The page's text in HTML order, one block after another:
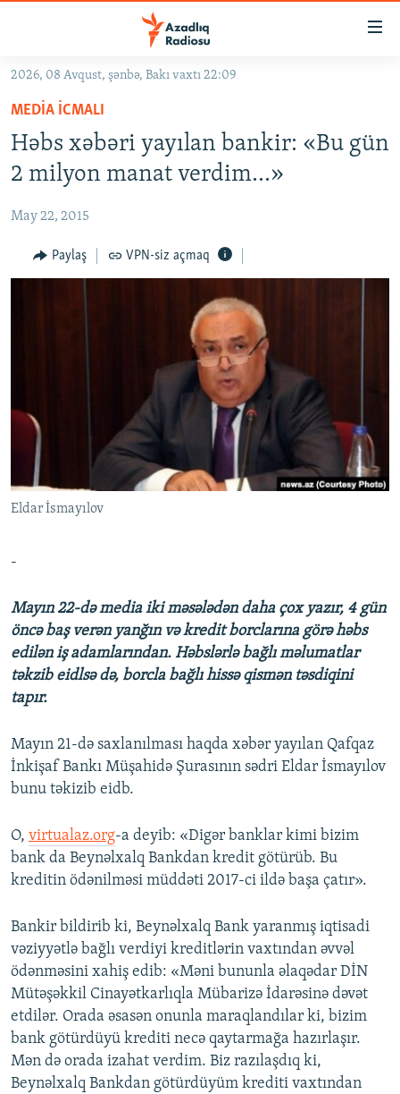
Əsas
qayıt
Əsas
naviqasiyaya
qayıt
GÜNDƏM
#İZAHLA
KORRUPSIOMETR
#ƏSLINDƏ
FƏRQƏ BAX
QANUNI DOĞRU
İNFOQRAFIKA
KARIKATURA
AZƏRBAYCAN ƏDƏBIYYATI KITABXANASI
İSLAM VƏ DEMOKRATIYA
İZ - MƏDƏNIYYƏT PROQRAMI
MISSIYAMIZ
PEŞƏ ETIKASI VƏ JURNALISTIKA STANDARTLARIMIZ
MATERIALLARIMIZDAN ISTIFADƏ
AZADLIQRADIOSU MOBIL TELEFONUNUZDA
BIZI IZLƏ
RFE/RL-in bütün saytları
2026, 08 Avqust, şənbə, Bakı vaxtı 22:09
MEDIA ICMALI
Həbs xəbəri yayılan bankir: «Bu gün
2 milyon manat verdim...»
May 22, 2015
Paylaş VPN-siz açmaq
Eldar İsmayılov
-
Mayın 22-də media iki məsələdən daha çox yazır, 4 gün
öncə baş verən yanğın və kredit borclarına görə həbs
edilən iş adamlarından. Həbslərlə bağlı məlumatlar
təkzib eidlsə də, borcla bağlı hissə qismən təsdiqini
tapır.
Mayın 21-də saxlanılması haqda xəbər yayılan Qafqaz
İnkişaf Bankı Müşahidə Şurasının sədri Eldar İsmayılov
bunu təkizib eidb.
O, virtualaz.org-a deyib: «Digər banklar kimi bizim
bank da Beynəlxalq Bankdan kredit götürüb. Bu
kreditin ödənilməsi müddəti 2017-ci ildə başa çatır».
Bankir bildirib ki, Beynəlxalq Bank yaranmış iqtisadi
vəziyyətlə bağlı verdiyi kreditlərin vaxtından əvvəl
ödənməsini xahiş edib: «Məni bununla əlaqədar DİN
Mütəşəkkil Cinayətkarlıqla Mübarizə İdarəsinə dəvət
etdilər. Orada əsasən onunla maraqlandılar ki, bizim
bank götürdüyü krediti necə qaytarmağa hazırlaşır.
Mən də orada izahat verdim. Biz razılaşdıq ki,
Beynəlxalq Bankdan götürdüyüm krediti vaxtından